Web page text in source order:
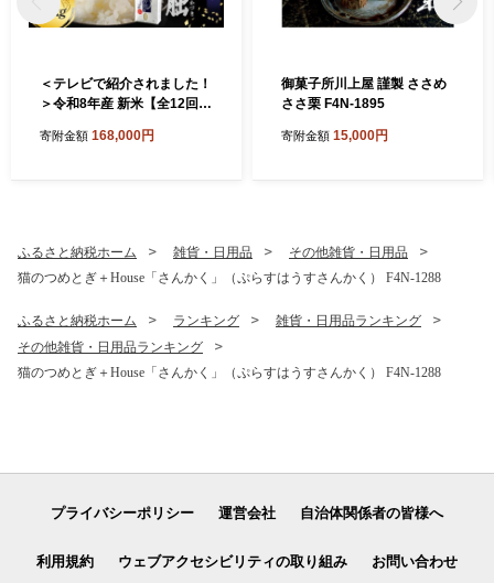
＜テレビで紹介されました！
＞令和8年産 新米【全12回定
2kg 中津川市加子母産 栽培
寄附金額 168,000円
御菓子所川上屋 謹製 ささめ
ささ栗 F4N-1895
寄附金額 15,000円
ふるさと納税ホーム 雑貨・日用品
その他雑貨・日用品
猫のつめとぎ＋House「さんかく」（ぷらすはうすさんかく） F4N-1288
ふるさと納税ホーム ランキング
雑貨・日用品ランキング
その他雑貨・日用品ランキング
猫のつめとぎ＋House「さんかく」（ぷらすはうすさんかく） F4N-1288
プライバシーポリシー 運営会社 自治体関係者の皆様へ
利用規約 ウェブアクセシビリティの取り組み お問い合わせ